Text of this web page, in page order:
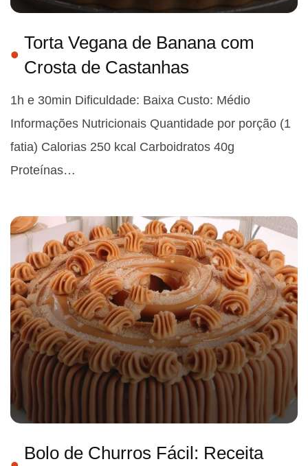
Torta Vegana de Banana com
Crosta de Castanhas
1h e 30min Dificuldade: Baixa Custo: Médio
Informações Nutricionais Quantidade por porção (1
fatia) Calorias 250 kcal Carboidratos 40g
Proteínas…
Bolo de Churros Fácil: Receita